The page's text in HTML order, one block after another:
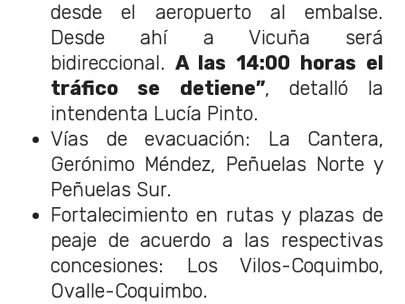
desde el aeropuerto al embalse.
Desde ahí a Vicuña será
bidireccional. A las 14:00 horas el
tráfico se detiene”, detalló la
intendenta Lucía Pinto.
Vías de evacuación: La Cantera,
Gerónimo Méndez, Peñuelas Norte y
Peñuelas Sur.
Fortalecimiento en rutas y plazas de
peaje de acuerdo a las respectivas
concesiones: Los Vilos-Coquimbo,
Ovalle-Coquimbo.